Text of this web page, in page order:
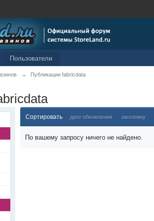
Пользователи
→ Публикации fabricdata
Сортировать дате обновления заголовку
По вашему запросу ничего не найдено.